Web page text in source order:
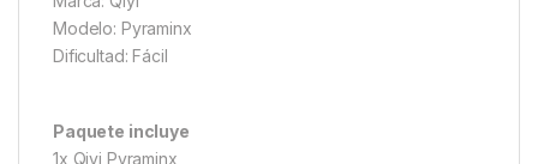
Modelo: Pyraminx
Dificultad: Fácil
Paquete incluye
1x Qiyi Pyraminx